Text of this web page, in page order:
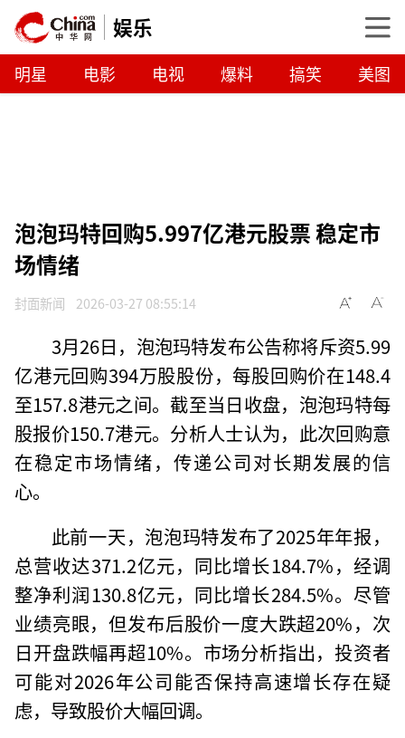
娱乐
明星 电影 电视 爆料 搞笑 美图
泡泡玛特回购5.997亿港元股票 稳定市
场情绪
封面新闻 2026-03-27 08:55:14
3月26日，泡泡玛特发布公告称将斥资5.99
亿港元回购394万股股份，每股回购价在148.4
至157.8港元之间。截至当日收盘，泡泡玛特每
股报价150.7港元。分析人士认为，此次回购意
在稳定市场情绪，传递公司对长期发展的信
心。
此前一天，泡泡玛特发布了2025年年报，
总营收达371.2亿元，同比增长184.7%，经调
整净利润130.8亿元，同比增长284.5%。尽管
业绩亮眼，但发布后股价一度大跌超20%，次
日开盘跌幅再超10%。市场分析指出，投资者
可能对2026年公司能否保持高速增长存在疑
虑，导致股价大幅回调。